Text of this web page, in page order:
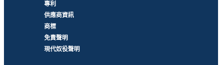
專利
供應商資訊
商標
免責聲明
現代奴役聲明